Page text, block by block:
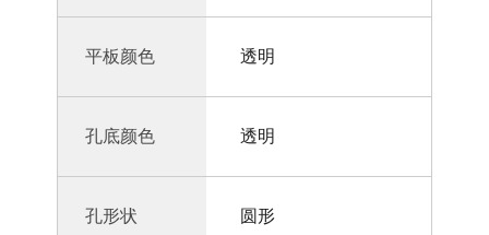
平板颜色 透明
孔底颜色 透明
孔形状 圆形